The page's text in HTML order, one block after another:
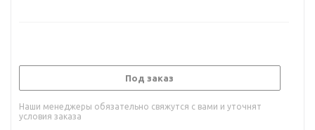
Под заказ
Наши менеджеры обязательно свяжутся с вами и уточнят
условия заказа